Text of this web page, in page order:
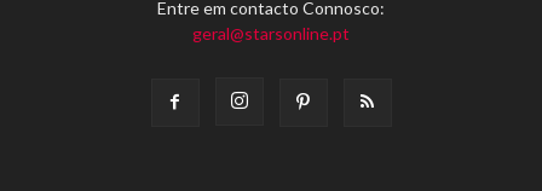
Entre em contacto Connosco:
geral@starsonline.pt